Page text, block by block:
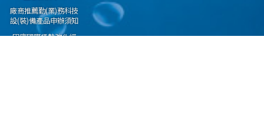
廠商推薦勤(業)務科技
設(裝)備產品申辦須知
因應國際情勢強化經